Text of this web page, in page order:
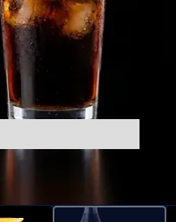
gusto cola, senza